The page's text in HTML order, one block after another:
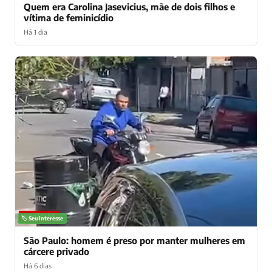
Quem era Carolina Jasevicius, mãe de dois filhos e
vítima de feminicídio
Há 1 dia
NOTÍCIAS
🏷️ Seu interesse
São Paulo: homem é preso por manter mulheres em
cárcere privado
Há 6 dias